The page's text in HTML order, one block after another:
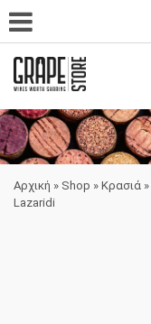
Αρχική » Shop » Κρασιά »
Lazaridi